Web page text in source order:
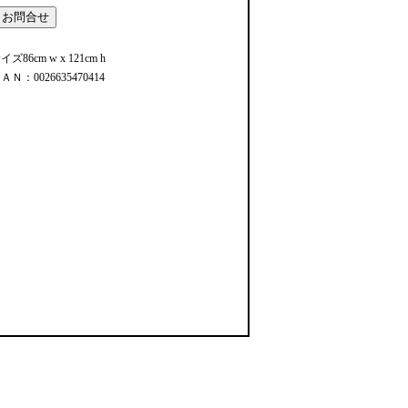
ズ86cm w x 121cm h
Ｎ：0026635470414